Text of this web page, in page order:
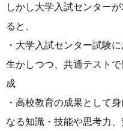
しかし大学入試センター
ると、
・大学入試センター試験
生かしつつ、共通テスト
成
・高校教育の成果として
なる知識・技能や思考力